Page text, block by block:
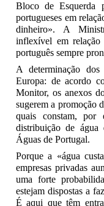
Bloco de Esquerda
portugueses em
dinheiro». A
inflexível em
português sempre
A determinação
Europa: de acordo
Monitor, os anexos
sugerem a promoção
quais constam, por
distribuição de água
Águas de Portugal.
Porque a «água
empresas privadas
uma forte
estejam dispostas a
É aqui que têm